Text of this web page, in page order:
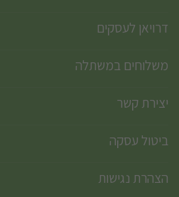
דרויאן לעסקים
משלוחים במשתלה
יצירת קשר
ביטול עסקה
הצהרת נגישות